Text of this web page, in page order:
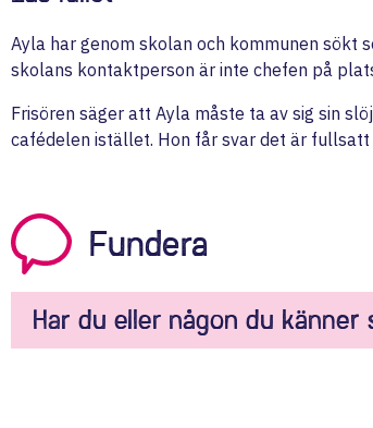
Ayla har genom skolan och kommunen
skolans kontaktperson är inte chefen på
Frisören säger att Ayla måste ta av sig sin
cafédelen istället. Hon får svar det är
Fundera
Har du eller någon du